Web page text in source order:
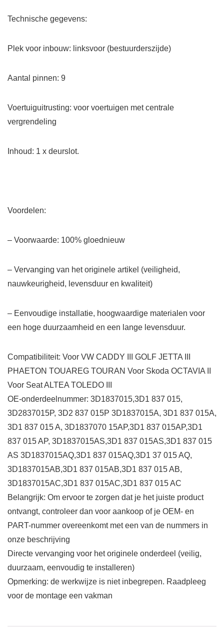
Technische gegevens:
Plek voor inbouw: linksvoor (bestuurderszijde)
Aantal pinnen: 9
Voertuiguitrusting: voor voertuigen met centrale
vergrendeling
Inhoud: 1 x deurslot.
Voordelen:
– Voorwaarde: 100% gloednieuw
– Vervanging van het originele artikel (veiligheid,
nauwkeurigheid, levensduur en kwaliteit)
– Eenvoudige installatie, hoogwaardige materialen voor
een hoge duurzaamheid en een lange levensduur.
Compatibiliteit: Voor VW CADDY III GOLF JETTA III
PHAETON TOUAREG TOURAN Voor Skoda OCTAVIA II
Voor Seat ALTEA TOLEDO III
OE-onderdeelnummer: 3D1837015,3D1 837 015,
3D2837015P, 3D2 837 015P 3D1837015A, 3D1 837 015A,
3D1 837 015 A, 3D1837070 15AP,3D1 837 015AP,3D1
837 015 AP, 3D1837015AS,3D1 837 015AS,3D1 837 015
AS 3D1837015AQ,3D1 837 015AQ,3D1 37 015 AQ,
3D1837015AB,3D1 837 015AB,3D1 837 015 AB,
3D1837015AC,3D1 837 015AC,3D1 837 015 AC
Belangrijk: Om ervoor te zorgen dat je het juiste product
ontvangt, controleer dan voor aankoop of je OEM- en
PART-nummer overeenkomt met een van de nummers in
onze beschrijving
Directe vervanging voor het originele onderdeel (veilig,
duurzaam, eenvoudig te installeren)
Opmerking: de werkwijze is niet inbegrepen. Raadpleeg
voor de montage een vakman